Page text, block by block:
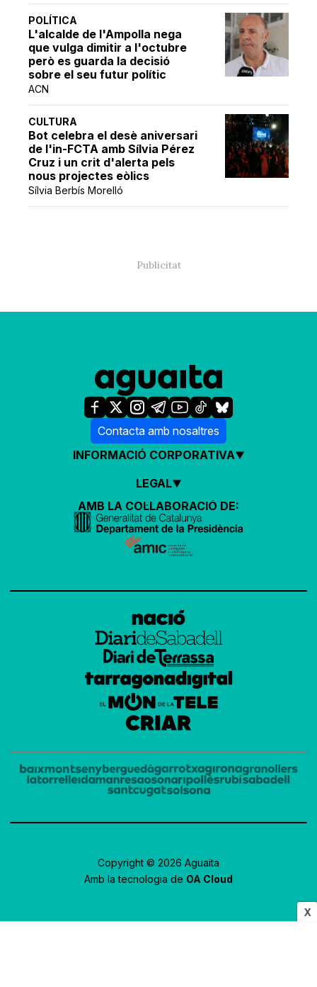
X
POLÍTICA
L'alcalde de l'Ampolla nega
que vulga dimitir a l'octubre
però es guarda la decisió
sobre el seu futur polític
ACN
CULTURA
Bot celebra el desè aniversari
de l'in-FCTA amb Sílvia Pérez
Cruz i un crit d'alerta pels
nous projectes eòlics
Sílvia Berbís Morelló
Contacta amb nosaltres
INFORMACIÓ CORPORATIVA
LEGAL
AMB LA COL·LABORACIÓ DE:
Copyright © 2026 Aguaita
Amb la tecnologia de OA Cloud